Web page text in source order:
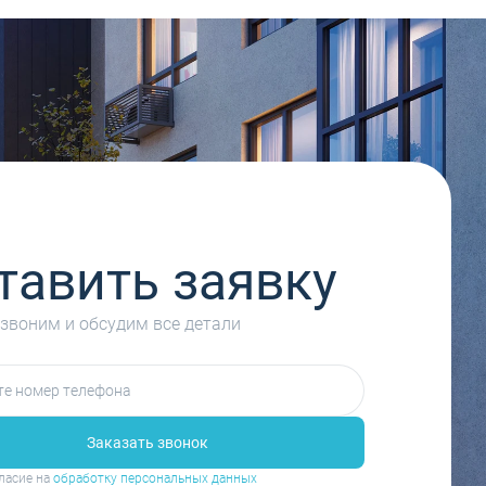
заявку
и обсудим все детали
Заказать звонок
наобработку персональных данных